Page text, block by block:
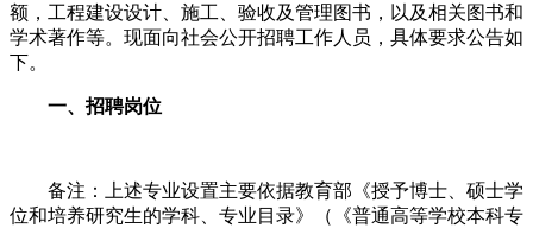
额，工程建设设计、施工、验收及管理图书，以及相关图书和
学术著作等。现面向社会公开招聘工作人员，具体要求公告如
下。
一、招聘岗位
备注：上述专业设置主要依据教育部《授予博士、硕士学
位和培养研究生的学科、专业目录》（《普通高等学校本科专